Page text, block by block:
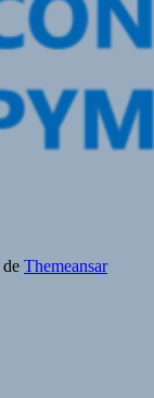
de Themeansar